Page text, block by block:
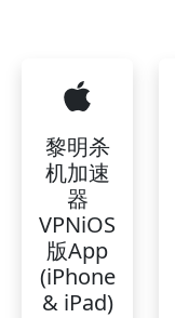
黎明杀
机加速
器
VPNiOS
版App
(iPhone
& iPad)